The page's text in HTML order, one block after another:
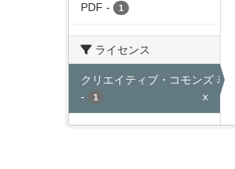
PDF - 1
ライセンス
クリエイティブ・コモンズ 表示
-
1 x